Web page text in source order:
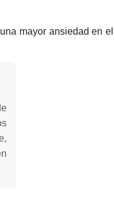
mayor ansiedad en el